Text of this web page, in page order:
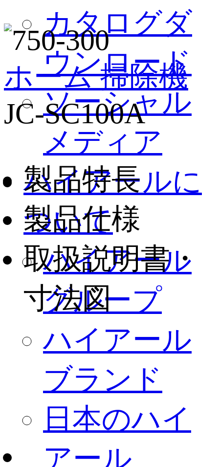
カタログダ
ウンロード
ソーシャル
メディア
ハイアールに
ついて
ハイアール
グループ
ハイアール
ブランド
日本のハイ
アール
ホーム掃除機
JC-SC100A
製品特長
製品仕様
取扱説明書・
寸法図